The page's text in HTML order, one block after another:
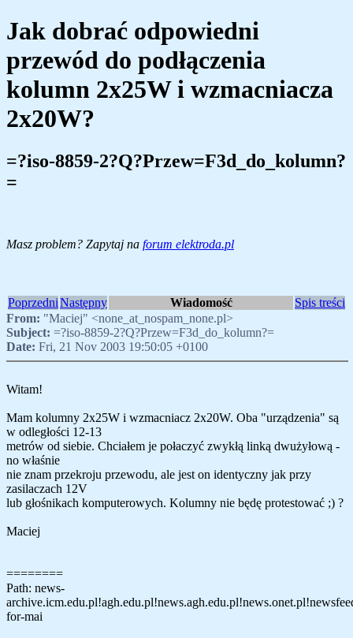
Jak dobrać odpowiedni
przewód do podłączenia
kolumn 2x25W i wzmacniacza
2x20W?
=?iso-8859-2?Q?Przew=F3d_do_kolumn?
=
Masz problem? Zapytaj na forum elektroda.pl
PoprzedniNastępny Wiadomość
Spis treści
From: "Maciej" <none_at_nospam_none.pl>
Subject: =?iso-8859-2?Q?Przew=F3d_do_kolumn?=
Date: Fri, 21 Nov 2003 19:50:05 +0100
Witam!
Mam kolumny 2x25W i wzmacniacz 2x20W. Oba "urządzenia" są
w odległości 12-13
metrów od siebie. Chciałem je połaczyć zwykłą linką dwużyłową -
no właśnie
nie znam przekroju przewodu, ale jest on identyczny jak przy
zasilaczach 12V
lub głośnikach komputerowych. Kolumny nie będę protestować ;) ?
Maciej
========
Path: news-
for-mai